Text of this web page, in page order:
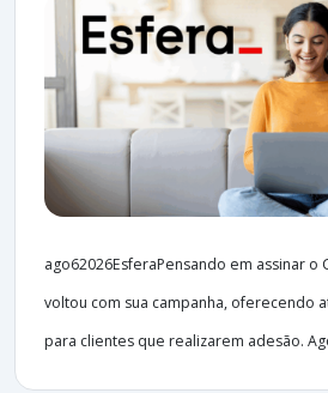
ago62026EsferaPensando em assinar o
voltou com sua campanha, oferecendo
para clientes que realizarem adesão.